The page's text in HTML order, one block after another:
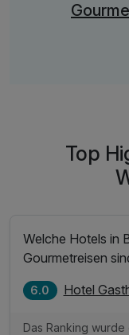
Top
Welche Hotels in
Gourmetreisen
6.0 Hotel
Das Ranking